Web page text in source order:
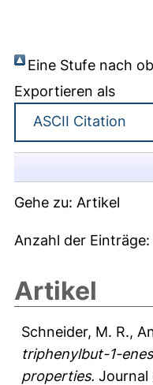
Eine Stufe nach
Exportieren als
Gehe zu: Artikel
Anzahl der Einträge:
Artikel
Schneider, M. R.,
triphenylbut-1-
properties. Journal